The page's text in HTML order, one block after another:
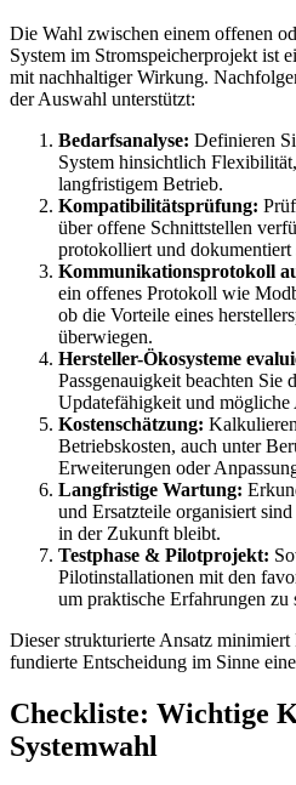
Die Wahl zwischen einem offenen
System im Stromspeicherprojekt ist
mit nachhaltiger Wirkung.
der Auswahl unterstützt:
Bedarfsanalyse: Definieren
System hinsichtlich
langfristigem Betrieb.
Kompatibilitätsprüfung:
über offene Schnittstellen
protokolliert und dokumentiert
Kommunikationsprotokoll
ein offenes Protokoll wie
ob die Vorteile eines
überwiegen.
Hersteller-Ökosysteme
Passgenauigkeit beachten Sie
Updatefähigkeit und mögliche
Kostenschätzung:
Betriebskosten, auch unter
Erweiterungen oder
Langfristige Wartung:
und Ersatzteile organisiert
in der Zukunft bleibt.
Testphase & Pilotprojekt:
Pilotinstallationen mit den
um praktische Erfahrungen zu
Dieser strukturierte Ansatz
fundierte Entscheidung im Sinne
Checkliste: Wichtige
Systemwahl